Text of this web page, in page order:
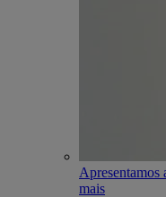
Apresentamos
mais